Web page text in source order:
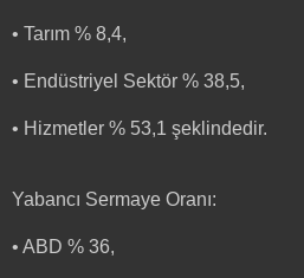
• Tarım % 8,4,
• Endüstriyel Sektör % 38,5,
• Hizmetler % 53,1 şeklindedir.
Yabancı Sermaye Oranı:
• ABD % 36,